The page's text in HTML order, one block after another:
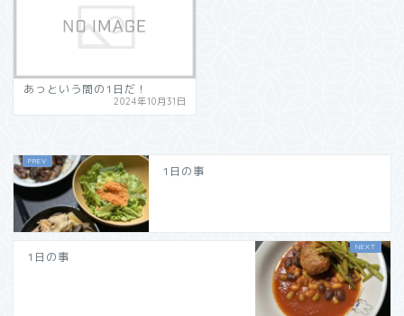
あっという間の1日だ！
2024年10月31日
1日の事
1日の事